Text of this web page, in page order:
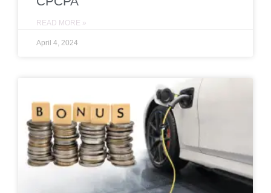
READ MORE »
April 4, 2024